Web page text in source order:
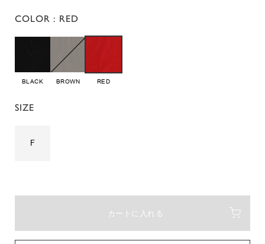
COLOR : RED
BLACK BROWN RED
SIZE
F
カートに入れる